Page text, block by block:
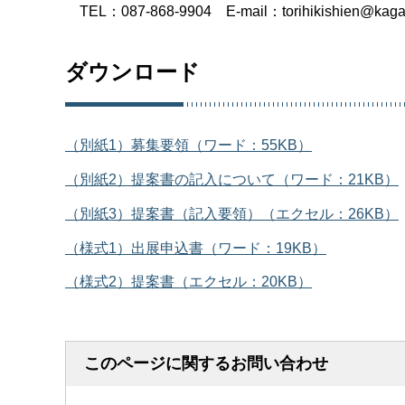
TEL：087-868-9904 E-mail：
ダウンロード
（別紙1）募集要領（ワード：55KB）
（別紙2）提案書の記入について（ワード：21KB）
（別紙3）提案書（記入要領）（エクセル：26KB）
（様式1）出展申込書（ワード：19KB）
（様式2）提案書（エクセル：20KB）
このページに関するお問い合わせ